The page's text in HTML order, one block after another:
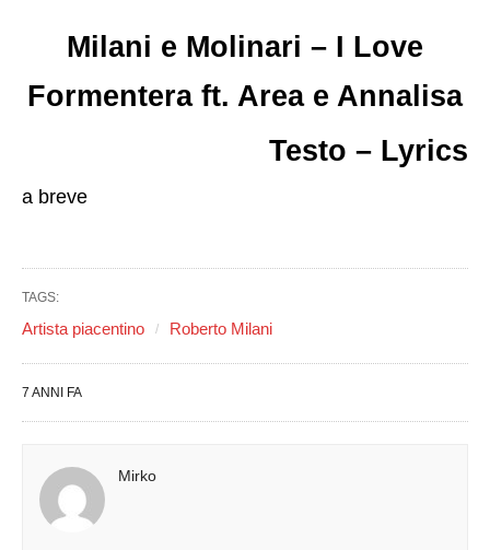
Milani e Molinari – I Love
Formentera ft. Area e Annalisa
Testo – Lyrics
a breve
TAGS:
Artista piacentino Roberto Milani
7 ANNI FA
Mirko